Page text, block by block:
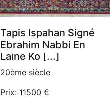
Tapis Ispahan Signé
Ebrahim Nabbi En
Laine Ko [...]
20ème siècle
Prix: 11500 €